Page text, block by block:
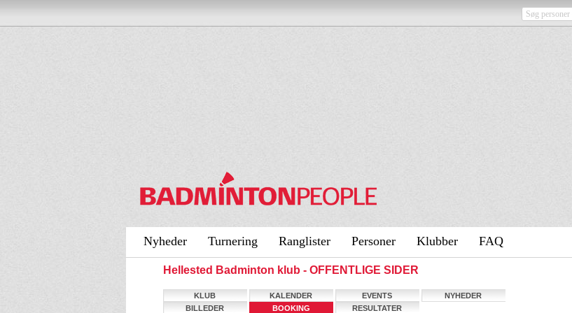
Nyheder Turnering Ranglister Personer Klubber FAQ
Hellested Badminton klub - OFFENTLIGE SIDER
KLUB KALENDER EVENTS
NYHEDER
BILLEDER
BOOKING RESULTATER